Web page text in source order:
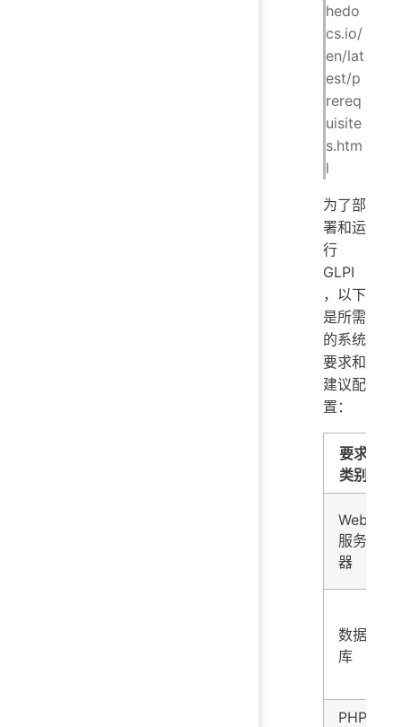
hedo
cs.io/
en/lat
est/p
rereq
uisite
s.htm
l
为了部
署和运
行
GLPI
，以下
是所需
的系统
要求和
建议配
置：
要求
类别
Web
服务
器
数据
库
PHP